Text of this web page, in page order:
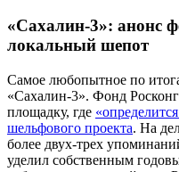
«Сахалин-3»: анонс
локальный шепот
Самое любопытное по
«Сахалин-3». Фонд
площадку, где
шельфового проекта. На
более двух-трех
уделил собственным